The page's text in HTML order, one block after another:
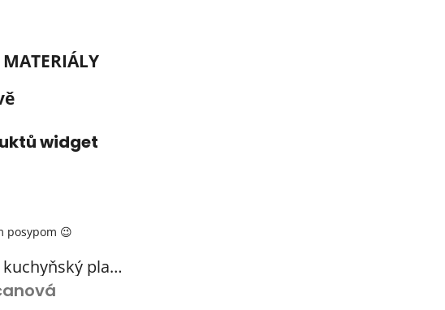
widget
z 5 hvězdiček.
posypom 😉
Nádobí dětské set kuchyňský plastový s odkapávačem 3 barvy
z 5 hvězdiček.